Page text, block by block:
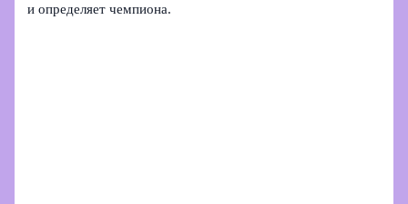
и определяет чемпиона.